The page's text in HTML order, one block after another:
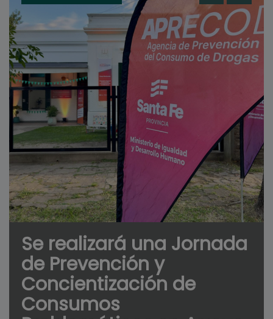
Se realizará una Jornada
de Prevención y
Concientización de
Consumos